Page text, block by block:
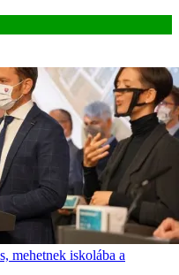
mehetnek iskolába a